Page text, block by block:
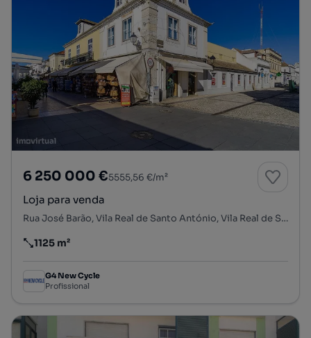
6 250 000 €5555,56 €/m²
Loja para venda
Rua José Barão, Vila Real de Santo António, Vila Real de Santo António, Faro
Preço por metro quadrado
1125 m²
G4 New Cycle
Profissional